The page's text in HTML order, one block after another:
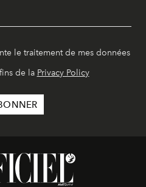
le traitement de mes données
de la Privacy Policy